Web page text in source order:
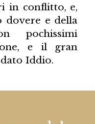
in conflitto, e,
dovere e della
pochissimi
e il gran
Iddio.